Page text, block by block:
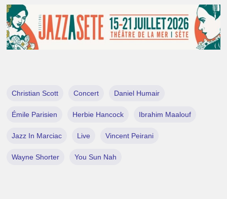
Christian Scott Concert Daniel Humair
Émile Parisien Herbie Hancock Ibrahim Maalouf
Jazz In Marciac Live Vincent Peirani
Wayne Shorter You Sun Nah